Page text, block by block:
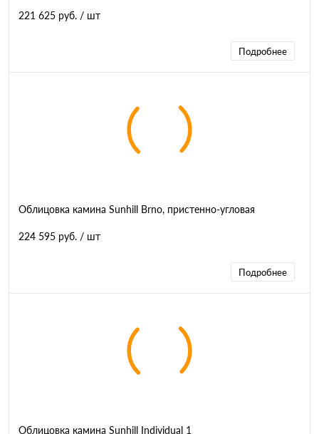
221 625 руб. / шт
Подробнее
Облицовка камина Sunhill Brno, пристенно-угловая
224 595 руб. / шт
Подробнее
Облицовка камина Sunhill Individual 1